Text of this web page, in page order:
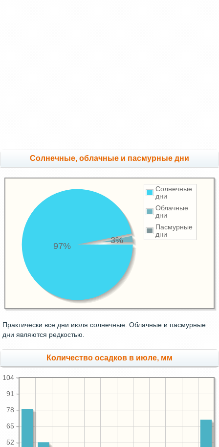
Cолнечные, облачные и пасмурные дни
Солнечные
дни
Облачные
дни
Пасмурные
дни
97%
3%
Практически все дни июля солнечные. Облачные и пасмурные
дни являются редкостью.
Количество осадков в июле, мм
52
65
78
91
104